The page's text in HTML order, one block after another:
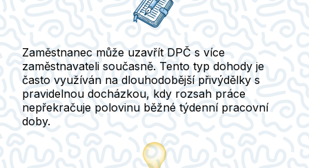
Zaměstnanec může uzavřít DPČ s více
zaměstnavateli současně. Tento typ dohody je
často využíván na dlouhodobější přivýdělky s
pravidelnou docházkou, kdy rozsah práce
nepřekračuje polovinu běžné týdenní pracovní
doby.